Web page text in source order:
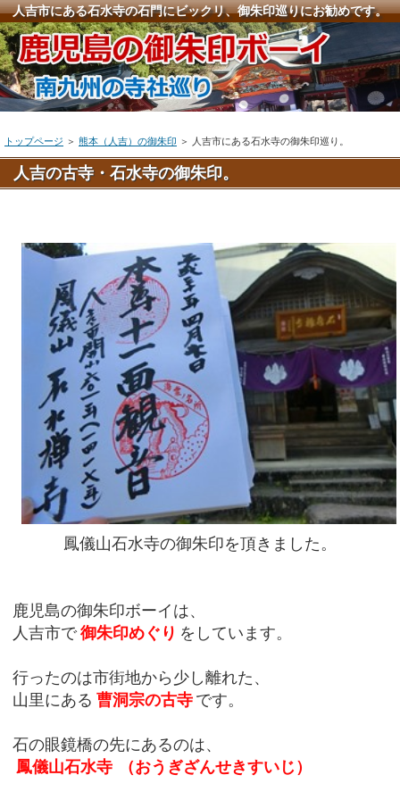
人吉市にある石水寺の石門にビックリ、御朱印巡りにお勧めです。
トップページ ＞ 熊本（人吉）の御朱印 ＞ 人吉市にある石水寺の御朱印巡り。
人吉の古寺・石水寺の御朱印。
鳳儀山石水寺の御朱印を頂きました。
鹿児島の御朱印ボーイは、
人吉市で 御朱印めぐり をしています。
行ったのは市街地から少し離れた、
山里にある 曹洞宗の古寺 です。
石の眼鏡橋の先にあるのは、
鳳儀山石水寺
（おうぎざんせきすいじ）